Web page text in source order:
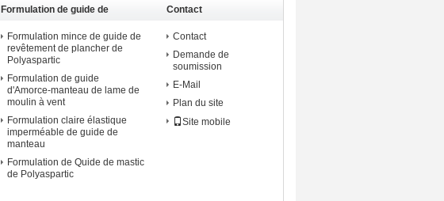
Formulation de guide de
Polyaspartic
Formulation mince de guide de
revêtement de plancher de
Polyaspartic
Formulation de guide
d'Amorce-manteau de lame de
moulin à vent
Formulation claire élastique
imperméable de guide de
manteau
Formulation de Quide de mastic
de Polyaspartic
Contact
Contact
Demande de
soumission
E-Mail
Plan du site
Site mobile